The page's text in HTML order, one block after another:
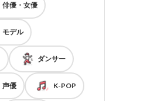
俳優・女優
モデル
ダンサー
声優 K-POP